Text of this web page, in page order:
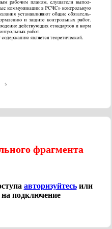
фрагмента
авторизуйтесьили
на подключение